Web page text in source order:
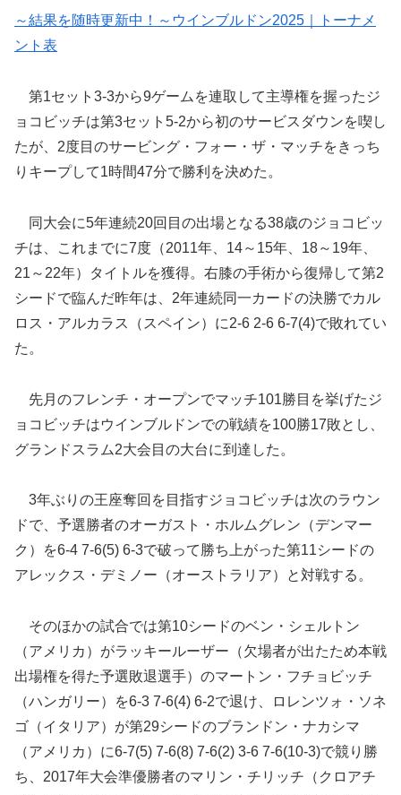
～結果を随時更新中！～ウインブルドン2025｜トーナメ
ント表
第1セット3-3から9ゲームを連取して主導権を握ったジ
ョコビッチは第3セット5-2から初のサービスダウンを喫し
たが、2度目のサービング・フォー・ザ・マッチをきっち
りキープして1時間47分で勝利を決めた。
同大会に5年連続20回目の出場となる38歳のジョコビッ
チは、これまでに7度（2011年、14～15年、18～19年、
21～22年）タイトルを獲得。右膝の手術から復帰して第2
シードで臨んだ昨年は、2年連続同一カードの決勝でカル
ロス・アルカラス（スペイン）に2-6 2-6 6-7(4)で敗れてい
た。
先月のフレンチ・オープンでマッチ101勝目を挙げたジ
ョコビッチはウインブルドンでの戦績を100勝17敗とし、
グランドスラム2大会目の大台に到達した。
3年ぶりの王座奪回を目指すジョコビッチは次のラウン
ドで、予選勝者のオーガスト・ホルムグレン（デンマー
ク）を6-4 7-6(5) 6-3で破って勝ち上がった第11シードの
アレックス・デミノー（オーストラリア）と対戦する。
そのほかの試合では第10シードのベン・シェルトン
（アメリカ）がラッキールーザー（欠場者が出たため本戦
出場権を得た予選敗退選手）のマートン・フチョビッチ
（ハンガリー）を6-3 7-6(4) 6-2で退け、ロレンツォ・ソネ
ゴ（イタリア）が第29シードのブランドン・ナカシマ
（アメリカ）に6-7(5) 7-6(8) 7-6(2) 3-6 7-6(10-3)で競り勝
ち、2017年大会準優勝者のマリン・チリッチ（クロアチ